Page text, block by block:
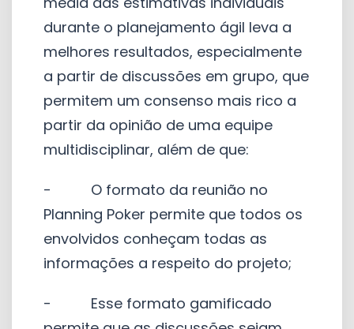
durante o planejamento ágil leva a
melhores resultados, especialmente
a partir de discussões em grupo, que
permitem um consenso mais rico a
partir da opinião de uma equipe
multidisciplinar, além de que:
- O formato da reunião no
Planning Poker permite que todos os
envolvidos conheçam todas as
informações a respeito do projeto;
- Esse formato gamificado